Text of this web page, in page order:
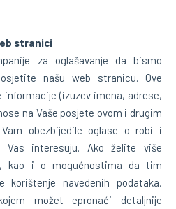
stranici
za oglašavanje da bismo
našu web stranicu. Ove
(izuzev imena, adrese,
na Vaše posjete ovom i drugim
obezbijedile oglase o robi i
Vas interesuju. Ako želite više
kao i o mogućnostima da tim
korištenje navedenih podataka,
možet epronaći detaljnije